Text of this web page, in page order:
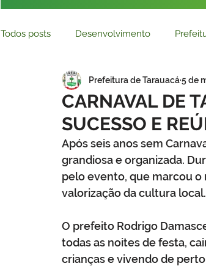
Todos posts Desenvolvimento
Comunicado Educação
Infraestrutura Administração
Comunidade Turismo Licitação
Cultura, festa e lazer
CARNAVAL DE
SUCESSO E
Prefeitura de Tarauacá5 de
Após seis anos sem
grandiosa e organizada.
pelo evento, que marcou
valorização da cultura local.
O prefeito Rodrigo
todas as noites de festa,
crianças e vivendo de